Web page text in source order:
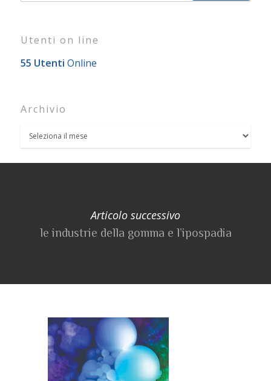
Utenti on line
55 Utenti Online
Archivio
Articolo successivo
le industrie della gomma e l’ipospadia